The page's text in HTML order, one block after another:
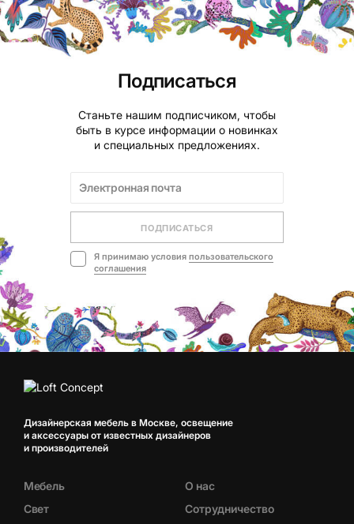
Подписаться
Станьте нашим подписчиком, чтобы
быть в курсе информации о новинках
и специальных предложениях.
ПОДПИСАТЬСЯ
Я принимаю условия пользовательского
соглашения
Дизайнерская мебель в Москве, освещение
и аксессуары от известных дизайнеров
и производителей
Мебель
Свет
О нас
Сотрудничество